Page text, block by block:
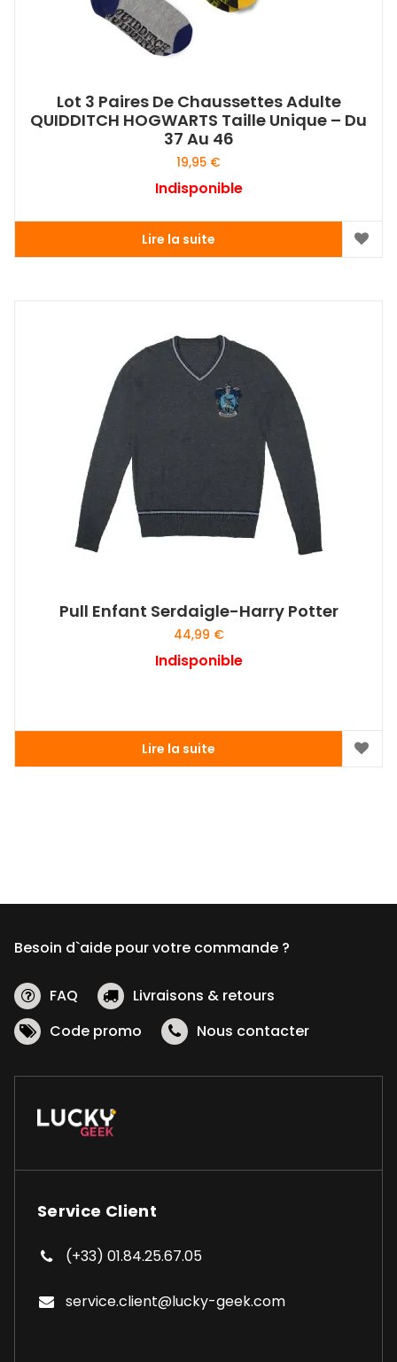
Lot 3 Paires De Chaussettes Adulte
QUIDDITCH HOGWARTS Taille Unique – Du
37 Au 46
19,95 €
Indisponible
Lire la suite
Pull Enfant Serdaigle-Harry Potter
44,99 €
Indisponible
Lire la suite
Besoin d`aide pour votre commande ?
FAQ
Livraisons & retours
Code promo
Nous contacter
Service Client
(+33) 01.84.25.67.05
service.client@lucky-geek.com